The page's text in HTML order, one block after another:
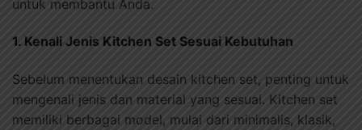
untuk membantu Anda.
1. Kenali Jenis Kitchen Set Sesuai Kebutuhan
Sebelum menentukan desain kitchen set, penting untuk
mengenali jenis dan material yang sesuai. Kitchen set
memiliki berbagai model, mulai dari minimalis, klasik,